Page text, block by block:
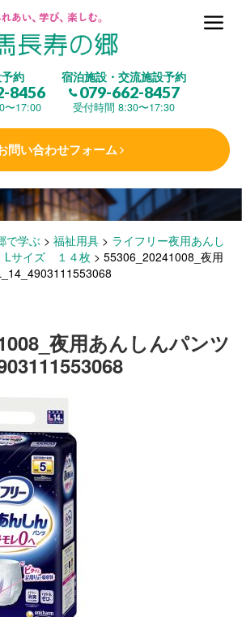
約
8456
〜17:00
宿泊施設・交流施設予約
079-662-8457
受付時間 8:30〜17:30
問い合わせフォーム
で学ぶ > 福祉用具 > ライフリー夜用あんし
サイズ １４枚 > 55306_20241008_夜用
夜用あんしんパンツ